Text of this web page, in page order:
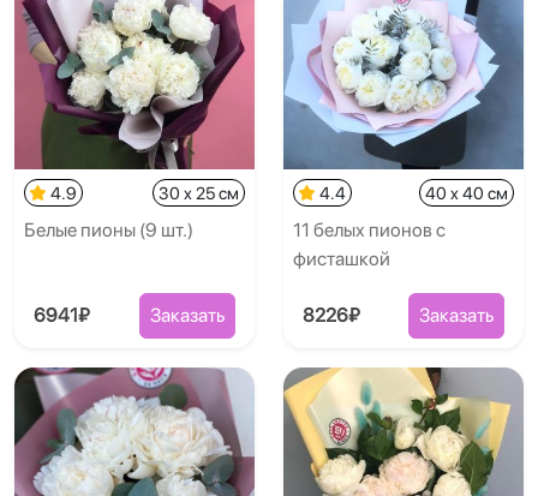
4.9 30 x 25 см
Белые пионы (9 шт.)
6941₽ Заказать
4.4 40 x 40 см
11 белых пионов с
фисташкой
8226₽ Заказать